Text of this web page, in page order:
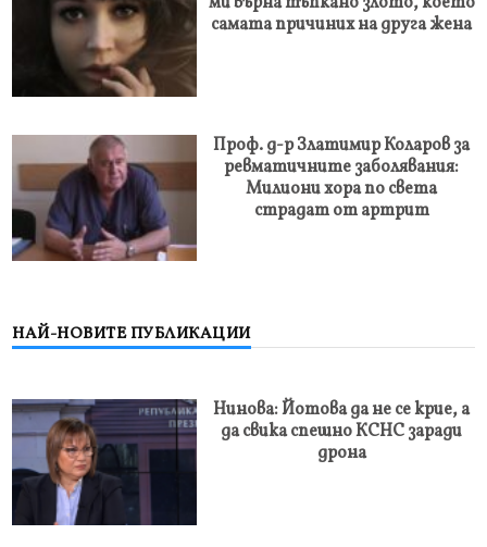
самата причиних на друга жена
Проф. д-р Златимир Коларов за
ревматичните заболявания:
Милиони хора по света
страдат от артрит
НАЙ-НОВИТЕ ПУБЛИКАЦИИ
Нинова: Йотова да не се крие, а
да свика спешно КСНС заради
дрона